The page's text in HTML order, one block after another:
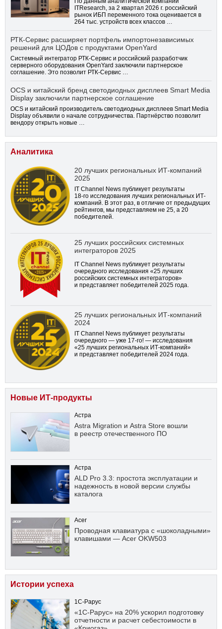
ITResearch, за 2 квартал 2026 г. российский
рынок ИБП переменного тока оценивается в
264 тыс. устройств всех классов …
РТК-Сервис расширяет портфель импортонезависимых
решений для ЦОДов с продуктами OpenYard
Системный интегратор РТК-Сервис и российский разработчик
серверного оборудования OpenYard заключили партнерское
соглашение. Это позволит РТК-Сервис …
OCS и китайский бренд светодиодных дисплеев Smart Media
Display заключили партнерское соглашение
OCS и китайский производитель светодиодных дисплеев Smart Media
Display объявили о начале сотрудничества. Партнёрство позволит
вендору открыть новые …
Аналитика
20 лучших региональных ИТ-компаний
2025
IT Channel News публикует результаты
18-го исследования лучших региональных ИТ-
компаний. В этот раз, в отличие от предыдущих
рейтингов, мы представляем не 25, а 20
победителей.
25 лучших российских системных
интеграторов 2025
IT Channel News публикует результаты
очередного исследования «25 лучших
российских системных интеграторов»
и представляет победителей 2025 года.
25 лучших региональных ИТ-компаний
2024
IT Channel News публикует результаты
очередного — уже 17-го! — исследования
«25 лучших региональных ИТ-компаний»
и представляет победителей 2024 года.
Новые ИТ-продукты
Астра
Astra Migration и Astra Store вошли
в реестр отечественного ПО
Астра
ALD Pro 3.3: простота эксплуатации и
надежность в новой версии службы
каталога
Acer
Проводная клавиатура с «шоколадными»
клавишами — Acer OKW503
Истории успеха
1С-Рарус
«1С-Рарус» на 20% ускорил подготовку
отчетности и расчет себестоимости в